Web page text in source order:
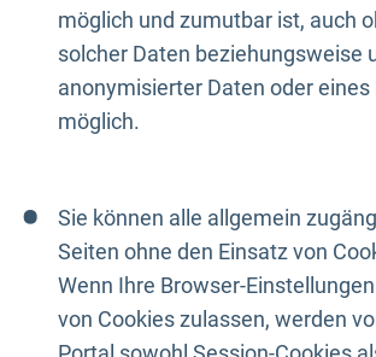
möglich und zumutbar ist, auch
solcher Daten beziehungsweise
anonymisierter Daten oder
möglich.
Sie können alle allgemein
Seiten ohne den Einsatz von
Wenn Ihre Browser-
von Cookies zulassen, werden